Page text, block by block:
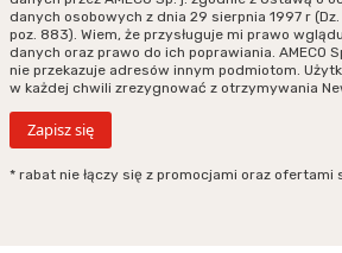
danych osobowych z dnia 29 sierpnia 1997 r (Dz.
poz. 883). Wiem, że przysługuje mi prawo
danych oraz prawo do ich poprawiania. AMECO
nie przekazuje adresów innym podmiotom.
w każdej chwili zrezygnować z otrzymywania
* rabat nie łączy się z promocjami oraz ofertami